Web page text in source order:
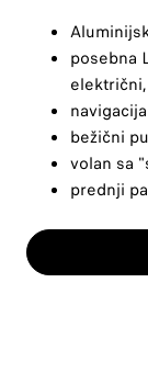
posebna
bežični
volan sa
prednji